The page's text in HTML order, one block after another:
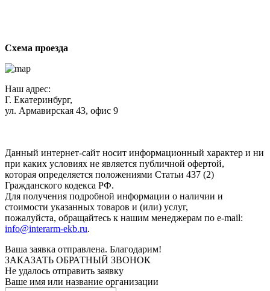
Схема проезда
Наш адрес:
Г. Екатеринбург,
ул. Армавирская 43, офис 9
Данный интернет-сайт носит информационный характер и ни
при каких условиях не является публичной офертой,
которая определяется положениями Статьи 437 (2)
Гражданского кодекса РФ.
Для получения подробной информации о наличии и
стоимости указанных товаров и (или) услуг,
пожалуйста, обращайтесь к нашим менеджерам по e-mail:
info@interarm-ekb.ru.
Ваша заявка отправлена. Благодарим!
ЗАКАЗАТЬ ОБРАТНЫЙ ЗВОНОК
Не удалось отправить заявку
Ваше имя или название организации